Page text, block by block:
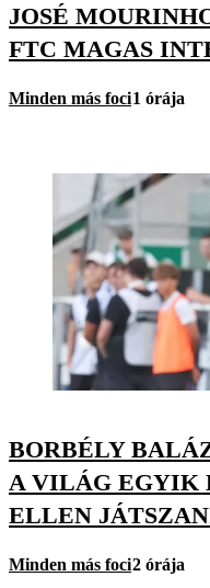
JOSÉ
FTC MAGAS
Minden más foci1 órája
BORBÉLY
A VILÁG EGYIK
ELLEN
Minden más foci2 órája